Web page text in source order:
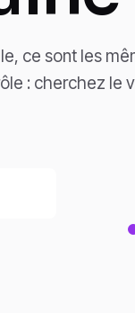
ce sont les
: cherchez le